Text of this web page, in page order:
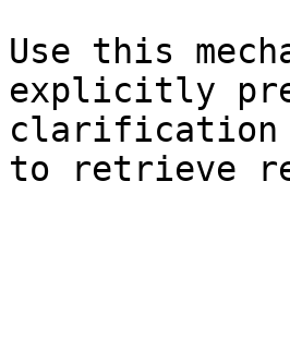
Use this
explicitly
clarification